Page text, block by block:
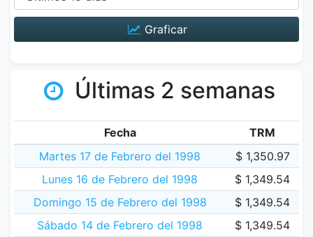
Graficar
Últimas 2 semanas
Fecha
TRM
Martes 17 de Febrero del 1998
$ 1,350.97
Lunes 16 de Febrero del 1998
$ 1,349.54
Domingo 15 de Febrero del 1998
$ 1,349.54
Sábado 14 de Febrero del 1998
$ 1,349.54